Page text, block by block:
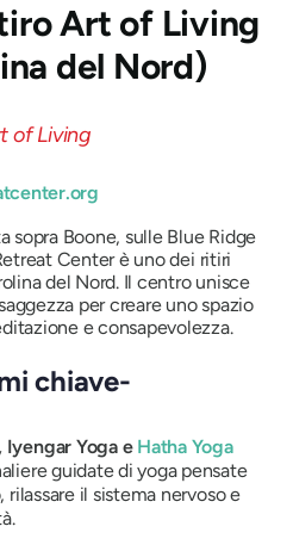
Art of Living
del Nord)
sopra Boone, sulle Blue Ridge
Center è uno dei ritiri
del Nord. Il centro unisce
per creare uno spazio
e consapevolezza.
chiave-
Iyengar Yoga e Hatha Yoga
guidate di yoga pensate
il sistema nervoso e